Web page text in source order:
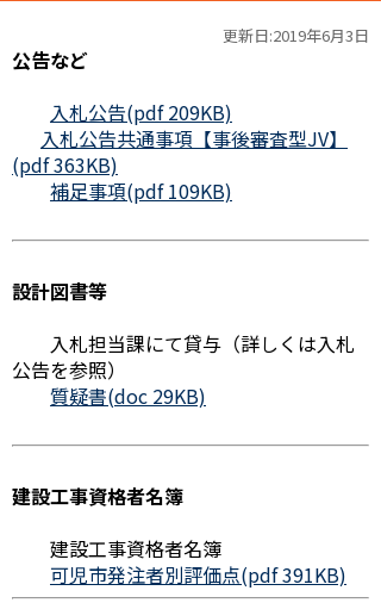
更新日:2019年6月3日
公告など
入札公告(pdf 209KB)
入札公告共通事項【事後審査型JV】
(pdf 363KB)
補足事項(pdf 109KB)
設計図書等
入札担当課にて貸与（詳しくは入札
公告を参照）
質疑書(doc 29KB)
建設工事資格者名簿
建設工事資格者名簿
可児市発注者別評価点(pdf 391KB)